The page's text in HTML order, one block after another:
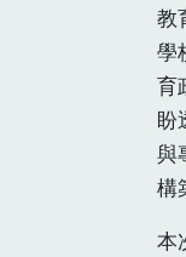
教
學
育
盼
與
構
本